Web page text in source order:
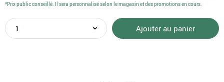
quantité
de
Ajouter au panier
*Prix public conseillé. Il sera personnalisé selon le magasin et des promotions en cours.